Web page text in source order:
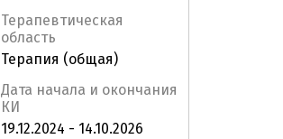
Терапевтическая
область
Терапия (общая)
Дата начала и окончания
КИ
19.12.2024 - 14.10.2026